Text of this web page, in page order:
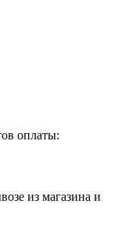
оплаты:
из магазина и